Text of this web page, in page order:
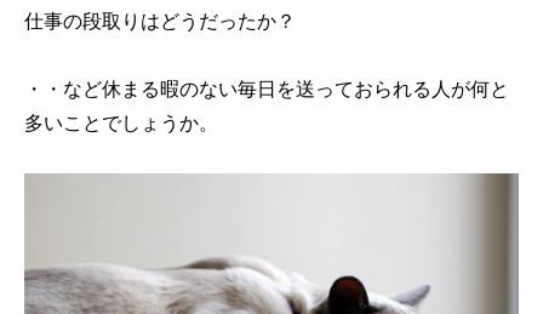
仕事の段取りはどうだったか？
・・など休まる暇のない毎日を送っておられる人が何と
多いことでしょうか。